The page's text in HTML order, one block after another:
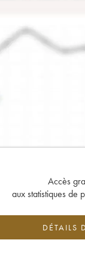
Accès
aux statistiques de
DÉTAILS